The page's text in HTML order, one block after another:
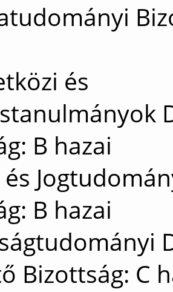
és
B hazai
B hazai
Bizottság: C